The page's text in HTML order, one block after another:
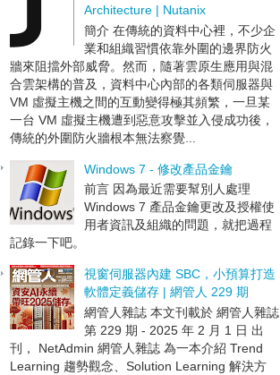
Architecture | Nutanix
簡介 在傳統的資料中心裡，不少企
業和組織習慣依靠外圍的邊界防火
牆來阻擋外部威脅。然而，隨著雲原生應用與混
合雲架構的普及，資料中心內部的各類伺服器與
VM 虛擬主機之間的互動變得極其頻繁，一旦某
一台 VM 虛擬主機遭到惡意攻擊並入侵成功後，
傳統的外圍防火牆根本無法察覺...
Windows 7 - 修改產品金鑰
前言 因為最近需要幫別人處理
Windows 7 產品金鑰更改及授權使
用者資訊及組織的問題，就把過程
記錄一下吧。
視窗伺服器內建 SBC，小預算打造
軟體定義儲存 | 網管人 229 期
網管人雜誌 本文刊載於 網管人雜誌
第 229 期 - 2025 年 2 月 1 日 出
刊， NetAdmin 網管人雜誌 為一本介紹 Trend
Learning 趨勢觀念、Solution Learning 解決方